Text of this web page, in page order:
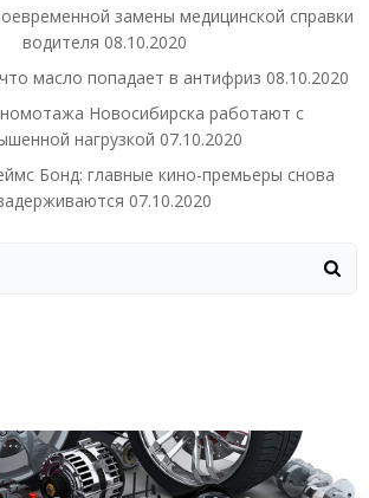
замены медицинской справки
водителя 08.10.2020
масло попадает в антифриз 08.10.2020
Новосибирска работают с
нагрузкой 07.10.2020
Бонд: главные кино-премьеры снова
07.10.2020